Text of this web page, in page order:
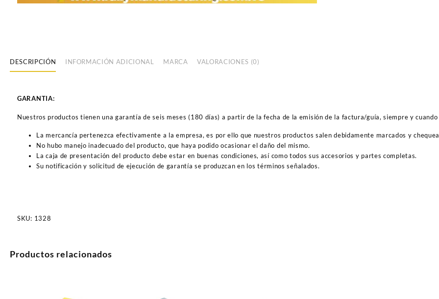
DESCRIPCIÓN INFORMACIÓN ADICIONAL MARCA VALORACIONES (0)
GARANTIA:
Nuestros productos tienen una garantía de seis meses (180 días) a partir de la fecha de la emisión de la factura/guía, siempre y
La mercancía pertenezca efectivamente a la empresa, es por ello que nuestros productos salen debidamente marcados y
No hubo manejo inadecuado del producto, que haya podido ocasionar el daño del mismo.
La caja de presentación del producto debe estar en buenas condiciones, así como todos sus accesorios y partes completas.
Su notificación y solicitud de ejecución de garantía se produzcan en los términos señalados.
SKU: 1328
Productos relacionados